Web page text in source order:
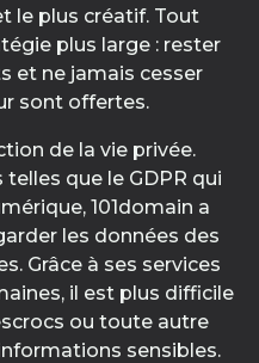
le plus créatif. Tout
plus large : rester
et ne jamais cesser
sont offertes.
de la vie privée.
que le GDPR qui
101domain a
les données des
Grâce à ses services
il est plus difficile
ou toute autre
sensibles.